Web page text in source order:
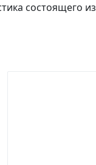
состоящего из